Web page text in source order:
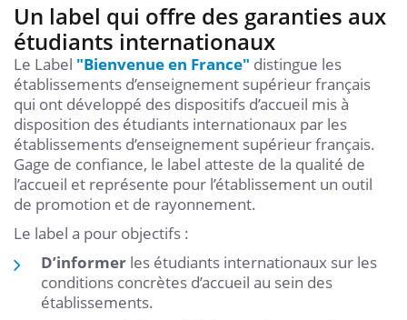
Un label qui offre des garanties aux
étudiants internationaux
Le Label "Bienvenue en France" distingue les
établissements d’enseignement supérieur français
qui ont développé des dispositifs d’accueil mis à
disposition des étudiants internationaux par les
établissements d’enseignement supérieur français.
Gage de confiance, le label atteste de la qualité de
l’accueil et représente pour l’établissement un outil
de promotion et de rayonnement.
Le label a pour objectifs :
D’informer les étudiants internationaux sur les
conditions concrètes d’accueil au sein des
établissements.